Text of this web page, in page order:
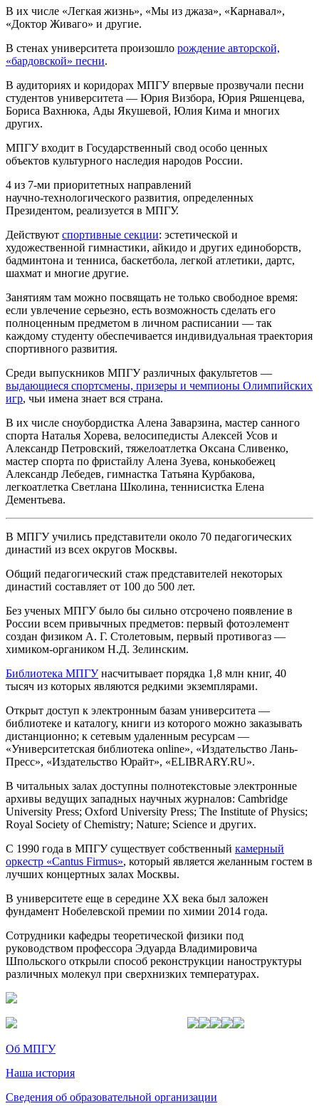
В их числе «Легкая жизнь», «Мы из джаза», «Карнавал»,
«Доктор Живаго» и другие.
В стенах университета произошло рождение авторской,
«бардовской» песни.
В аудиториях и коридорах МПГУ впервые прозвучали песни
студентов университета — Юрия Визбора, Юрия Ряшенцева,
Бориса Вахнюка, Ады Якушевой, Юлия Кима и многих
других.
МПГУ входит в Государственный свод особо ценных
объектов культурного наследия народов России.
4 из 7-ми приоритетных направлений
научно-технологического развития, определенных
Президентом, реализуется в МПГУ.
Действуют спортивные секции: эстетической и
художественной гимнастики, айкидо и других единоборств,
бадминтона и тенниса, баскетбола, легкой атлетики, дартс,
шахмат и многие другие.
Занятиям там можно посвящать не только свободное время:
если увлечение серьезно, есть возможность сделать его
полноценным предметом в личном расписании — так
каждому студенту обеспечивается индивидуальная траектория
спортивного развития.
Среди выпускников МПГУ различных факультетов —
выдающиеся спортсмены, призеры и чемпионы Олимпийских
игр, чьи имена знает вся страна.
В их числе сноубордистка Алена Заварзина, мастер санного
спорта Наталья Хорева, велосипедисты Алексей Усов и
Александр Петровский, тяжелоатлетка Оксана Сливенко,
мастер спорта по фристайлу Алена Зуева, конькобежец
Александр Лебедев, гимнастка Татьяна Курбакова,
легкоатлетка Светлана Школина, теннисистка Елена
Дементьева.
В МПГУ учились представители около 70 педагогических
династий из всех округов Москвы.
Общий педагогический стаж представителей некоторых
династий составляет от 100 до 500 лет.
Без ученых МПГУ было бы сильно отсрочено появление в
России всем привычных предметов: первый фотоэлемент
создан физиком А. Г. Столетовым, первый противогаз —
химиком-органиком Н.Д. Зелинским.
Библиотека МПГУнасчитывает порядка 1,8 млн книг, 40
тысяч из которых являются редкими экземплярами.
Открыт доступ к электронным базам университета —
библиотеке и каталогу, книги из которого можно заказывать
дистанционно; к сетевым удаленным ресурсам —
«Университетская библиотека online», «Издательство Лань-
Пресс», «Издательство Юрайт», «ELIBRARY.RU».
В читальных залах доступны полнотекстовые электронные
архивы ведущих западных научных журналов: Cambridge
University Press; Oxford University Press; The Institute of Physics;
Royal Society of Chemistry; Nature; Science и других.
С 1990 года в МПГУ существует собственный камерный
оркестр «Cantus Firmus», который является желанным гостем в
лучших концертных залах Москвы.
В университете еще в середине XX века был заложен
фундамент Нобелевской премии по химии 2014 года.
Сотрудники кафедры теоретической физики под
руководством профессора Эдуарда Владимировича
Шпольского открыли способ реконструкции наноструктуры
различных молекул при сверхнизких температурах.
Об МПГУ
Наша история
Сведения об образовательной организации